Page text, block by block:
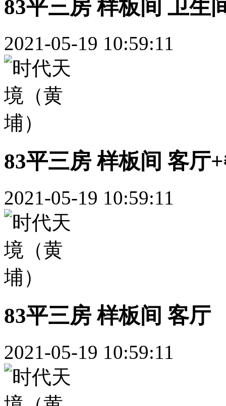
83平三房 样板间 卫生
2021-05-19 10:59:11
83平三房 样板间 客厅
2021-05-19 10:59:11
83平三房 样板间 客厅
2021-05-19 10:59:11